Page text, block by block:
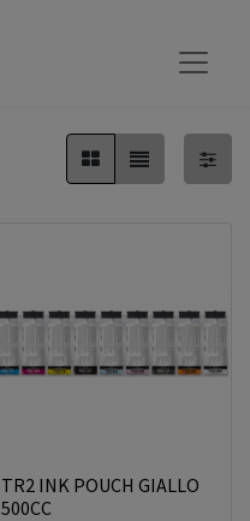
TR2 INK POUCH GIALLO
500CC